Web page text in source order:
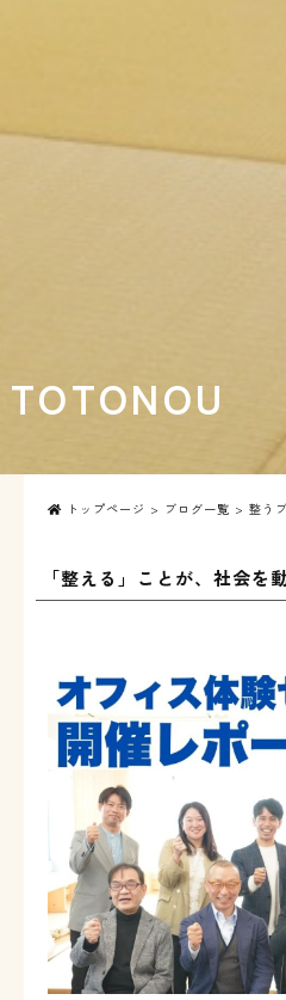
TOTONOU
トップページ > ブログ一覧 > 整う
「整える」ことが、社会を